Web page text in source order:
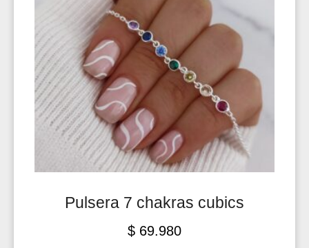
Pulsera 7 chakras cubics
$ 69.980